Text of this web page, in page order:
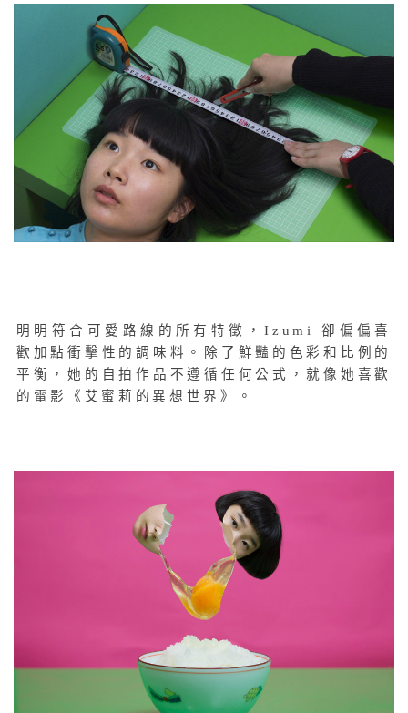
明明符合可愛路線的所有特徵，Izumi 卻偏偏喜
歡加點衝擊性的調味料。除了鮮豔的色彩和比例的
平衡，她的自拍作品不遵循任何公式，就像她喜歡
的電影《艾蜜莉的異想世界》。